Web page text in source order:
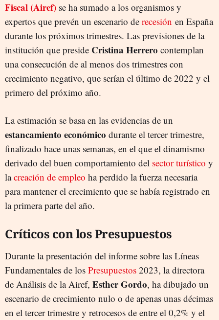
Fiscal (Airef) se ha sumado a los organismos y
expertos que prevén un escenario de recesión en España
durante los próximos trimestres. Las previsiones de la
institución que preside Cristina Herrero contemplan
una consecución de al menos dos trimestres con
crecimiento negativo, que serían el último de 2022 y el
primero del próximo año.
La estimación se basa en las evidencias de un
estancamiento económico durante el tercer trimestre,
finalizado hace unas semanas, en el que el dinamismo
derivado del buen comportamiento del sector turístico y
lacreación de empleo ha perdido la fuerza necesaria
para mantener el crecimiento que se había registrado en
la primera parte del año.
Críticos con los Presupuestos
Durante la presentación del informe sobre las Líneas
Fundamentales de los Presupuestos 2023, la directora
de Análisis de la Airef, Esther Gordo, ha dibujado un
escenario de crecimiento nulo o de apenas unas décimas
en el tercer trimestre y retrocesos de entre el 0,2% y el